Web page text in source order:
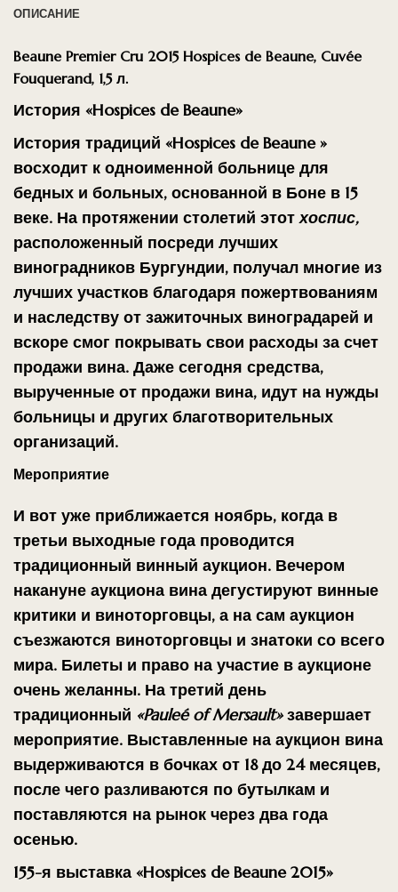
ОПИСАНИЕ
Beaune Premier Cru 2015 Hospices de Beaune, Cuvée
Fouquerand, 1,5 л.
История «Hospices de Beaune»
История традиций «Hospices de Beaune»
восходит к одноименной больнице для
бедных и больных, основанной в Боне в 15
веке. На протяжении столетий этотхоспис,
расположенный посреди лучших
виноградников Бургундии, получал многие из
лучших участков благодаря пожертвованиям
и наследству от зажиточных виноградарей и
вскоре смог покрывать свои расходы за счет
продажи вина. Даже сегодня средства,
вырученные от продажи вина, идут на нужды
больницы и других благотворительных
организаций.
Мероприятие
И вот уже приближается ноябрь, когда в
третьи выходные года проводится
традиционный винный аукцион. Вечером
накануне аукциона вина дегустируют винные
критики и виноторговцы, а на сам аукцион
съезжаются виноторговцы и знатоки со всего
мира. Билеты и право на участие в аукционе
очень желанны. На третий день
традиционный «Pauleé of Mersault»завершает
мероприятие. Выставленные на аукцион вина
выдерживаются в бочках от 18 до 24 месяцев,
после чего разливаются по бутылкам и
поставляются на рынок через два года
осенью.
155-я выставка «Hospices de Beaune 2015»